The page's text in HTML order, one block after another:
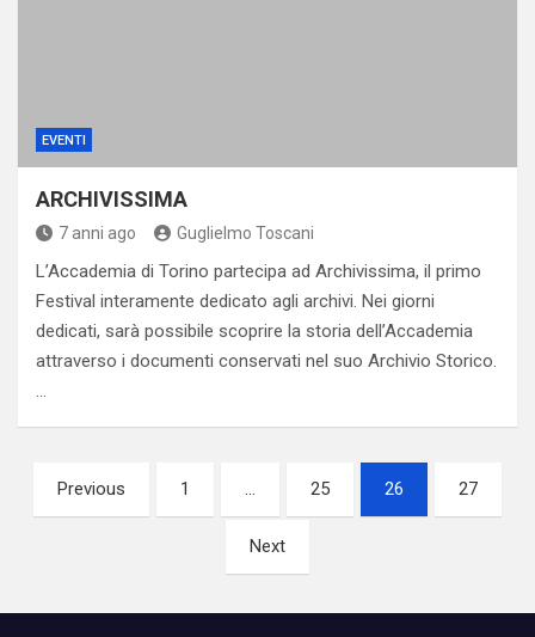
EVENTI
ARCHIVISSIMA
7 anni ago Guglielmo Toscani
L’Accademia di Torino partecipa ad Archivissima, il primo
Festival interamente dedicato agli archivi. Nei giorni
dedicati, sarà possibile scoprire la storia dell’Accademia
attraverso i documenti conservati nel suo Archivio Storico.
…
Paginazione
degli
Previous 1 … 25 26 27
Next